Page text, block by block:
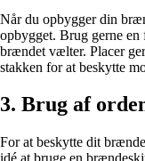
Når du opbygger din
opbygget. Brug gerne
brændet vælter. Placer
stakken for at beskytte
3. Brug af
For at beskytte dit